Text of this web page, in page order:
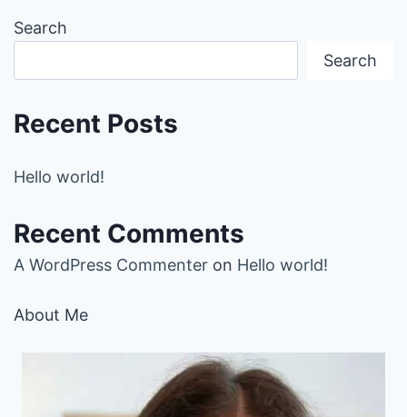
Search
Search
Recent Posts
Hello world!
Recent Comments
A WordPress Commenter on Hello world!
About Me